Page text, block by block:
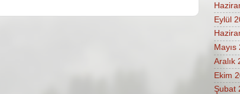
Eylül
Mayıs
Aralık
Ekim
Şubat